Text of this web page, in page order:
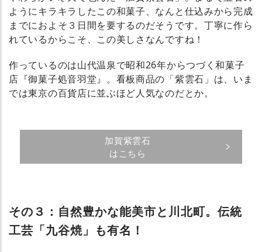
ようにキラキラしたこの和菓子、なんと仕込みから完成
までにおよそ３日間を要するのだそうです。丁寧に作ら
れているからこそ、この美しさなんですね！
作っているのは山代温泉で昭和26年からつづく和菓子
店『御菓子処音羽堂』。看板商品の「紫雲石」は、いま
では東京の百貨店に並ぶほど人気なのだとか。
加賀紫雲石
はこちら
その３：自然豊かな能美市と川北町。伝統
工芸「九谷焼」も有名！